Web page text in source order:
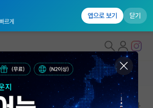
르게
앱으로 보기 닫기
판(아무개랩)